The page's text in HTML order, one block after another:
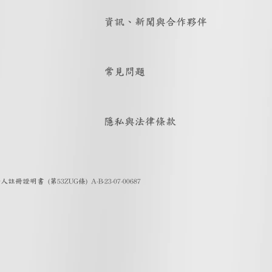
資訊、新聞與合作夥伴
常見問題
隱私與法律條款
註冊證明書 (第53ZUG條) A-B-23-07-00687